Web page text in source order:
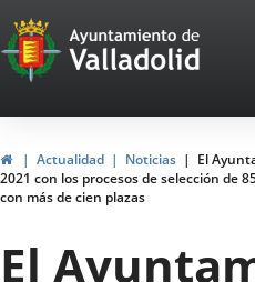
Portal
Web
del
de
Valladolid
InicioActualidad Noticias
El
2021 con los procesos de selección de
con más de cien plazas
El